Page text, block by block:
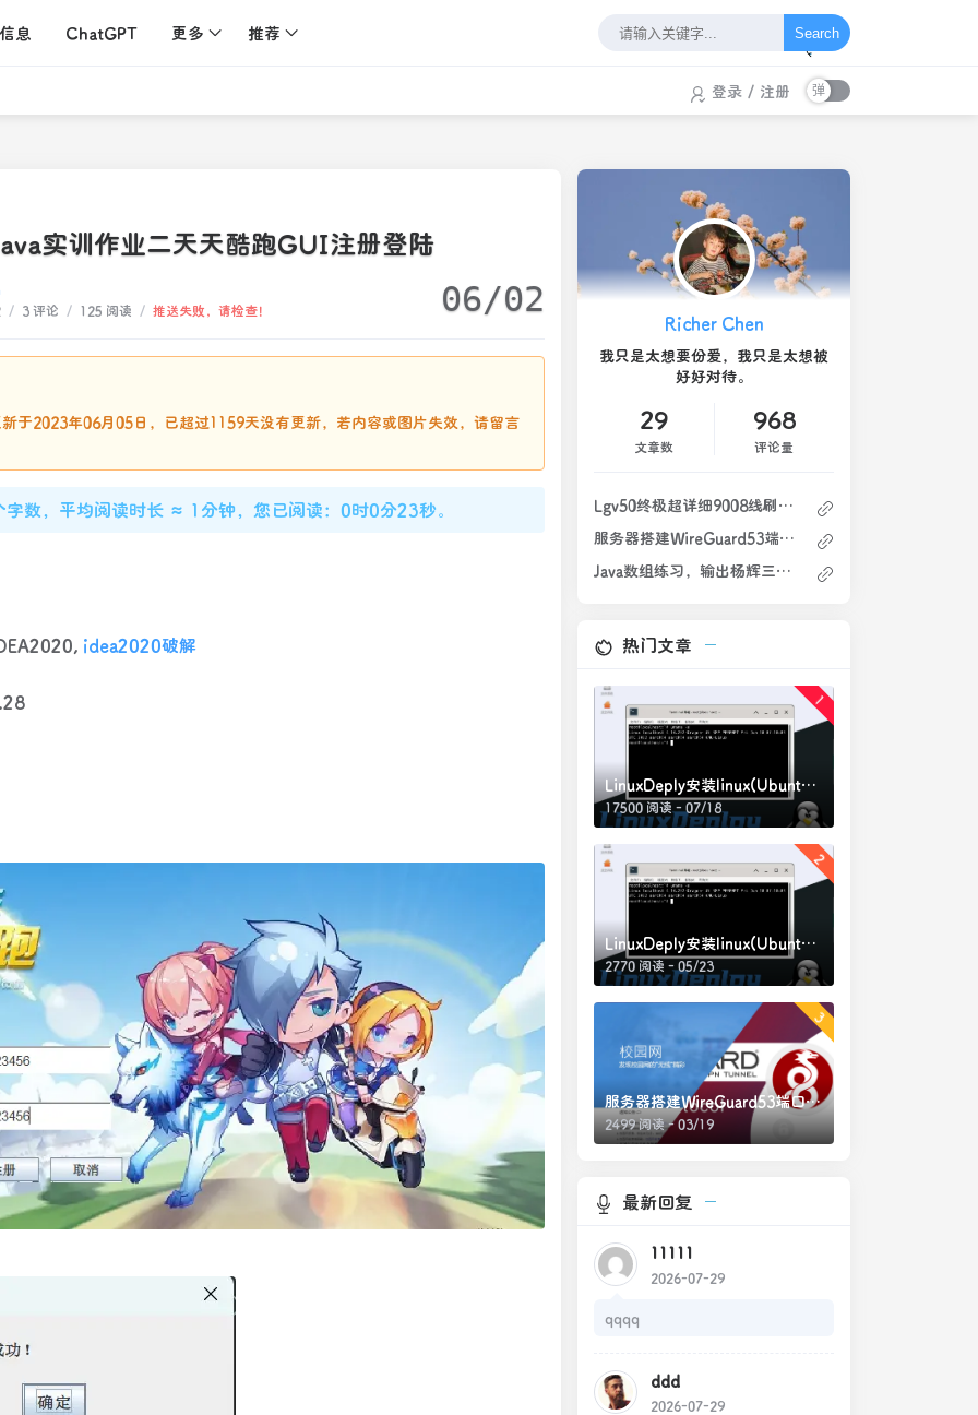
息 ChatGPT 更多 推荐 Search
登录 / 注册
实训作业二天天酷跑GUI注册登陆
/ 3 评论 / 125 阅读 / 推送失败，请检查！ 06/02
于2023年06月05日，已超过1159天没有更新，若内容或图片失效，请留言
数，平均阅读时长 ≈ 1分钟，您已阅读：0时0分24秒。
idea2020破解
Richer Chen
我只是太想要份爱，我只是太想被
好好对待。
29
文章数
968
评论量
Lgv50终极超详细9008线刷救砖
服务器搭建WireGuard53端口绕过校园网网页认证
Java数组练习，输出杨辉三角，回形数等
热门文章
1
LinuxDeply安装linux(Ubuntu22.04)超详细教程(需root)，完整网站运行环境的Ubuntu打包文件(2)
17500 阅读 - 07/18
2
LinuxDeply安装linux(Ubuntu22.04)超详细教程(需root)，完整网站运行环境的Ubuntu打包文件
2770 阅读 - 05/23
3
服务器搭建WireGuard53端口绕过校园网网页认证
2499 阅读 - 03/19
最新回复
11111
2026-07-29
qqqq
ddd
2026-07-29